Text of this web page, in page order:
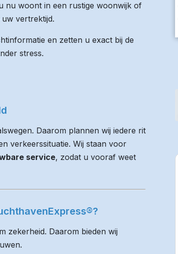
nu woont in een rustige woonwijk of
vertrektijd.
en zetten u exact bij de
stress.
Daarom plannen wij iedere rit
verkeerssituatie. Wij staan voor
service, zodat u vooraf weet
zekerheid. Daarom bieden wij